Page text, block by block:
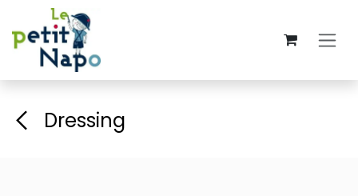
Overslaan naar inhoud
Dressing